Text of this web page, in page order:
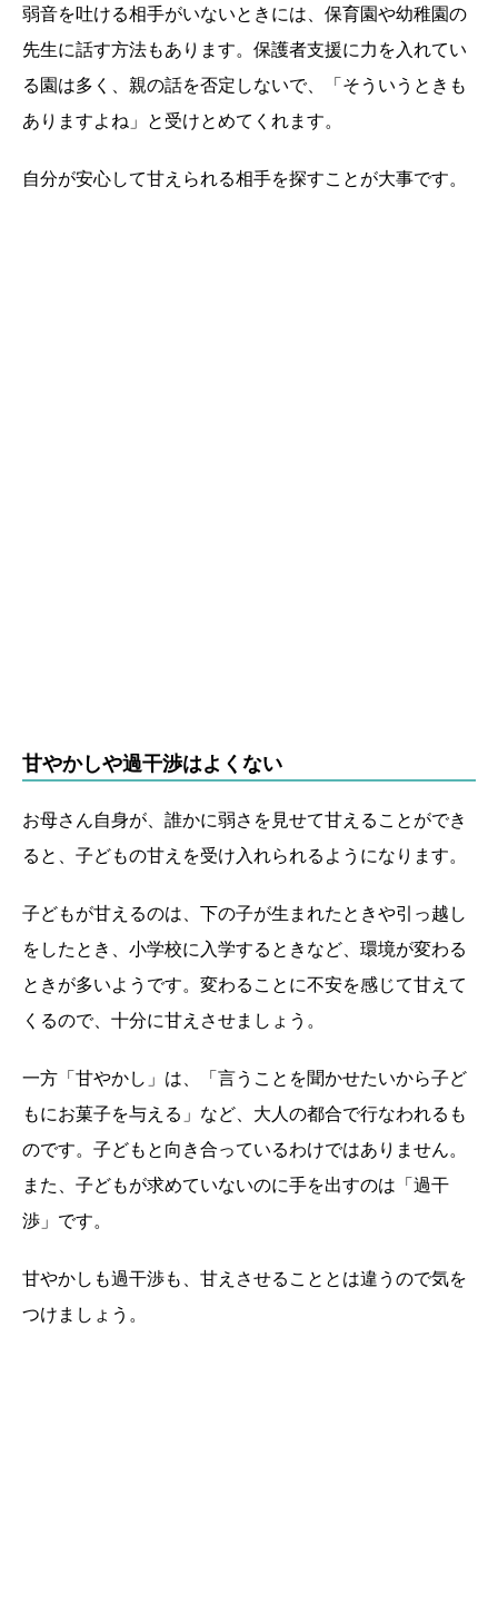
弱音を吐ける相手がいないときには、保育園や幼稚園の
先生に話す方法もあります。保護者支援に力を入れてい
る園は多く、親の話を否定しないで、「そういうときも
ありますよね」と受けとめてくれます。
自分が安心して甘えられる相手を探すことが大事です。
甘やかしや過干渉はよくない
お母さん自身が、誰かに弱さを見せて甘えることができ
ると、子どもの甘えを受け入れられるようになります。
子どもが甘えるのは、下の子が生まれたときや引っ越し
をしたとき、小学校に入学するときなど、環境が変わる
ときが多いようです。変わることに不安を感じて甘えて
くるので、十分に甘えさせましょう。
一方「甘やかし」は、「言うことを聞かせたいから子ど
もにお菓子を与える」など、大人の都合で行なわれるも
のです。子どもと向き合っているわけではありません。
また、子どもが求めていないのに手を出すのは「過干
渉」です。
甘やかしも過干渉も、甘えさせることとは違うので気を
つけましょう。